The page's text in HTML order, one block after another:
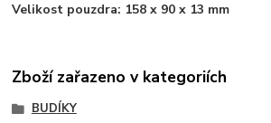
Velikost pouzdra: 158 x 90 x 13 mm
Zboží zařazeno v kategoriích
BUDÍKY